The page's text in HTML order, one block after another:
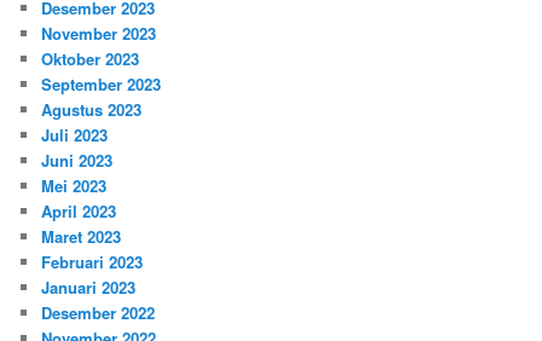
Desember 2023
November 2023
Oktober 2023
September 2023
Agustus 2023
Juli 2023
Juni 2023
Mei 2023
April 2023
Maret 2023
Februari 2023
Januari 2023
Desember 2022